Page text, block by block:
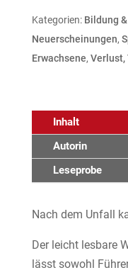
Kategorien: Bildung
Neuerscheinungen,
Erwachsene, Verlust,
Inhalt
Autorin
Leseprobe
Nach dem Unfall
Der leicht lesbare
lässt sowohl